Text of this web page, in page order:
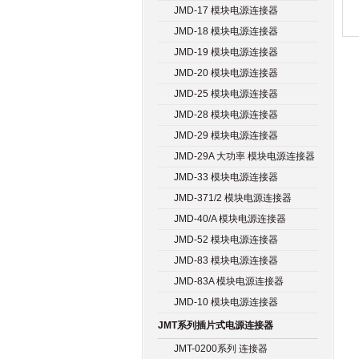
JMD-17 模块电源连接器
JMD-18 模块电源连接器
JMD-19 模块电源连接器
JMD-20 模块电源连接器
JMD-25 模块电源连接器
JMD-28 模块电源连接器
JMD-29 模块电源连接器
JMD-29A 大功率 模块电源连接器
JMD-33 模块电源连接器
JMD-371/2 模块电源连接器
JMD-40/A 模块电源连接器
JMD-52 模块电源连接器
JMD-83 模块电源连接器
JMD-83A 模块电源连接器
JMD-10 模块电源连接器
JMT系列插片式电源连接器
JMT-0200系列 连接器